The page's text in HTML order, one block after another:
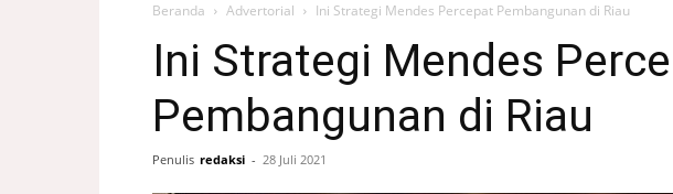
Beranda Advertorial Ini Strategi Mendes Percepat Pembangunan di Riau
Ini Strategi Mendes
Pembangunan di Riau
Penulis redaksi - 28 Juli 2021